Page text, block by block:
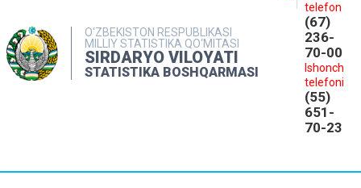
O‘ZBEKISTON RESPUBLIKASI
MILLIY STATISTIKA QO‘MITASI
SIRDARYO VILOYATI
STATISTIKA BOSHQARMASI
telefon
(67)
236-
70-00
Ishonch
telefoni
(55)
651-
70-23
NASHRLAR
INTERAKTIV XIZMATLAR
MATBUOT XIZMATI